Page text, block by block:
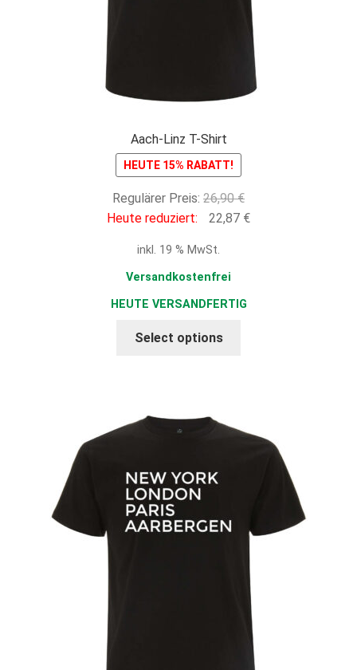
Aach-Linz T-Shirt
HEUTE 15% RABATT!
Regulärer Preis: 26,90€Ursprünglicher
Preis
Heute reduziert: 22,87 €Aktueller
inkl. 19 % MwSt.
Versandkostenfrei
HEUTE VERSANDFERTIG
Select options